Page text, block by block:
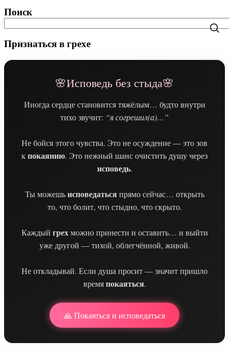
Поиск
Признаться в грехе
🌸Исповедь без стыда🌸
Иногда сердце становится тяжёлым… будто внутри
тихо звучит: “я согрешил(а)…”
Не бойся этого чувства. Это не осуждение — это зов
кпокаянию. Это нежный шанс очистить душу через
исповедь.
Ты можешьисповедатьсяпрямо сейчас… открыть
то, что болит, что стыдно, что скрыто.
Каждый грехможно принести и оставить… и выйти
уже другой — тихой, облегчённой, живой.
Не откладывай. Если душа просит — значит пришло
времяпокаяться.
🙏 Покаяться и исповедаться